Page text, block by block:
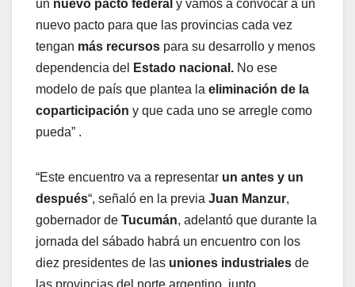
un nuevo pacto federal y vamos a convocar a un
nuevo pacto para que las provincias cada vez
tengan más recursos para su desarrollo y menos
dependencia del
Estado nacional. No ese
modelo de país que plantea la eliminación de la
coparticipación y que cada uno se arregle como
pueda” .
“Este encuentro va a representar un antes y un
después“, señaló en la previa Juan Manzur,
gobernador de Tucumán, adelantó que durante la
jornada del sábado habrá un encuentro con los
diez presidentes de las uniones industriales de
las provincias del norte argentino, junto